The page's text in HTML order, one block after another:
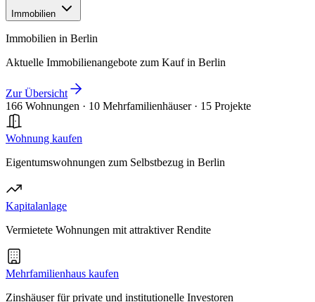
Immobilien
Immobilien in Berlin
Aktuelle Immobilienangebote zum Kauf in Berlin
Zur Übersicht
166 Wohnungen · 10 Mehrfamilienhäuser · 15 Projekte
Wohnung kaufen
Eigentumswohnungen zum Selbstbezug in Berlin
Kapitalanlage
Vermietete Wohnungen mit attraktiver Rendite
Mehrfamilienhaus kaufen
Zinshäuser für private und institutionelle Investoren